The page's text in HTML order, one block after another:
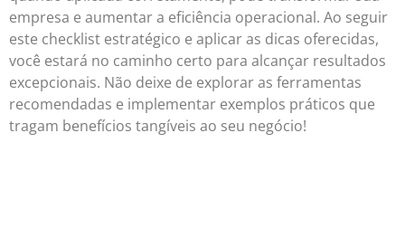
empresa e aumentar a eficiência operacional. Ao seguir
este checklist estratégico e aplicar as dicas oferecidas,
você estará no caminho certo para alcançar resultados
excepcionais. Não deixe de explorar as ferramentas
recomendadas e implementar exemplos práticos que
tragam benefícios tangíveis ao seu negócio!